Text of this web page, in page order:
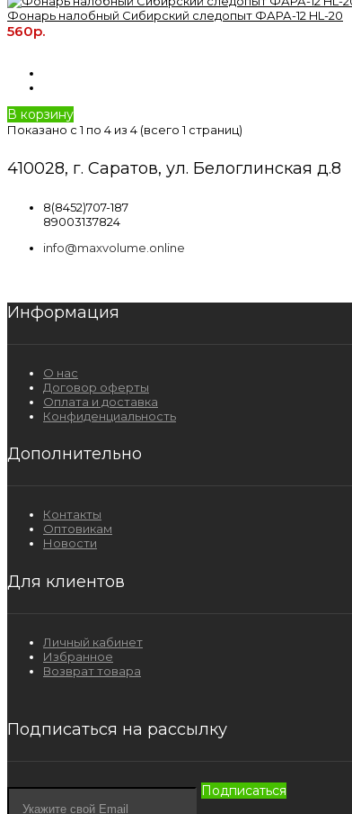
Фонарь налобный Сибирский следопыт ФАРА-12 HL-20
560р.
В корзину
Показано с 1 по 4 из 4 (всего 1 страниц)
410028, г. Саратов, ул. Белоглинская д.8
8(8452)707-187
89003137824
info@maxvolume.online
Информация
О нас
Договор оферты
Оплата и доставка
Конфиденциальность
Дополнительно
Контакты
Оптовикам
Новости
Для клиентов
Личный кабинет
Избранное
Возврат товара
Подписаться на рассылку
Подписаться